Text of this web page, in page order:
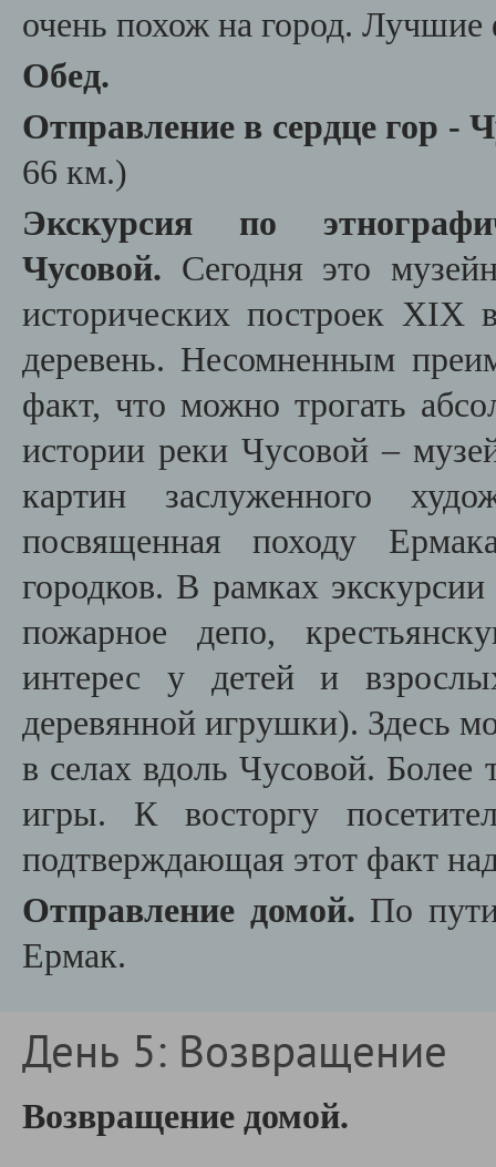
очень похож на город.
Обед.
Отправление в сердце гор -
66 км.)
Экскурсия по
Чусовой. Сегодня это
исторических построек XIX
деревень. Несомненным
факт, что можно трогать
истории реки Чусовой –
картин заслуженного
посвященная походу
городков. В рамках
пожарное депо,
интерес у детей и
деревянной игрушки). Здесь
в селах вдоль Чусовой. Более
игры. К восторгу
подтверждающая этот факт
Отправление домой. По
Ермак.
День 5: Возвращение
Возвращение домой.